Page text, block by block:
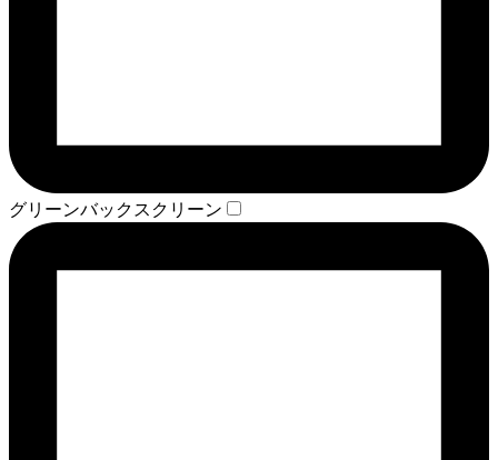
グリーンバックスクリーン